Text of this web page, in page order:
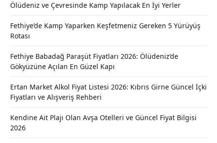
Ölüdeniz ve Çevresinde Kamp Yapılacak En İyi Yerler
Fethiye’de Kamp Yaparken Keşfetmeniz Gereken 5 Yürüyüş
Rotası
Fethiye Babadağ Paraşüt Fiyatları 2026: Ölüdeniz’de
Gökyüzüne Açılan En Güzel Kapı
Ertan Market Alkol Fiyat Listesi 2026: Kıbrıs Girne Güncel İçki
Fiyatları ve Alışveriş Rehberi
Kendine Ait Plajı Olan Avşa Otelleri ve Güncel Fiyat Bilgisi
2026